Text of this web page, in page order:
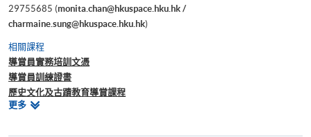
29755685 (monita.chan@hkuspace.hku.hk /
charmaine.sung@hkuspace.hku.hk)
相關課程
導賞員實務培訓文憑
導賞員訓練證書
歷史文化及古蹟教育導賞課程
導賞員訓練課程〈西式建築．教堂解碼〉
更多相